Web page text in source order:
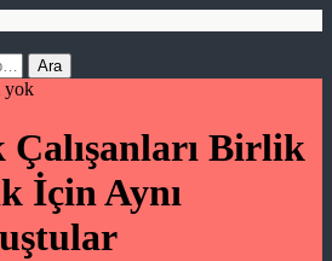
yok
Çalışanları Birlik
İçin Aynı